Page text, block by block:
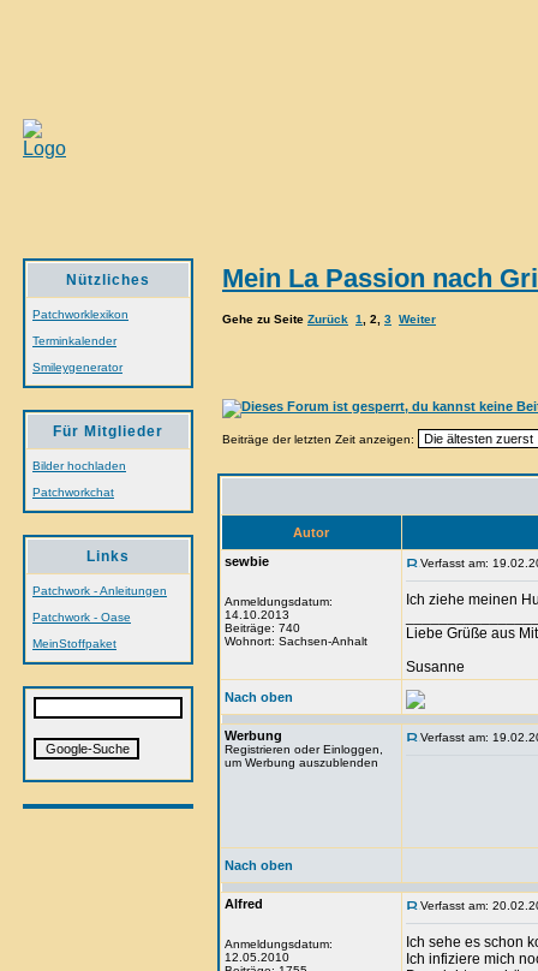
Nützliches
Patchworklexikon
Terminkalender
Smileygenerator
Für Mitglieder
Bilder hochladen
Patchworkchat
Links
Patchwork - Anleitungen
Patchwork - Oase
MeinStoffpaket
Mein La Passion nach
Gehe zu Seite Zurück 1 2 3 Weiter
Beiträge der letzten Zeit anzeigen:
Autor
sewbie
Anmeldungsdatum:
14.10.2013
Beiträge: 740
Wohnort: Sachsen-Anhalt
Verfasst am:
Ich ziehe meinen
Liebe Grüße aus
Susanne
Nach oben
Werbung
Registrieren oder Einloggen,
um Werbung auszublenden
Verfasst am:
Nach oben
Alfred
Anmeldungsdatum:
12.05.2010
Verfasst am:
Ich sehe es schon
Ich infiziere mich